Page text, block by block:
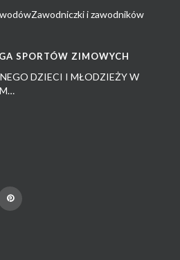
i zawodników
SPORTÓW ZIMOWYCH
DZIECI I MŁODZIEŻY W